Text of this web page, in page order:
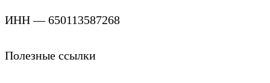
ИНН — 650113587268
Полезные ссылки